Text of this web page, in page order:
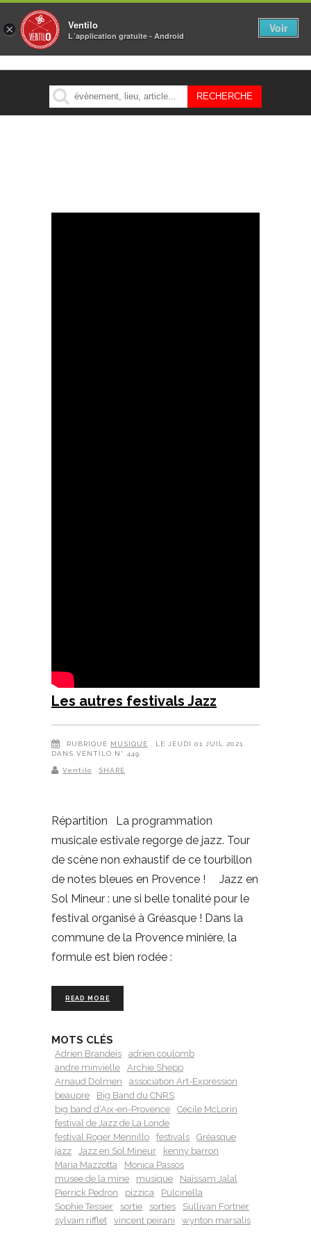
MENU
Les autres festivals Jazz
RUBRIQUE MUSIQUE
, LE JEUDI 01 JUIL 2021
DANS VENTILO N° 449
Ventilo SHARE
Répartition La programmation
musicale estivale regorge de jazz. Tour
de scène non exhaustif de ce tourbillon
de notes bleues en Provence ! Jazz en
Sol Mineur : une si belle tonalité pour le
festival organisé à Gréasque ! Dans la
commune de la Provence minière, la
formule est bien rodée :
READ MORE
MOTS CLÉS
Adrien Brandeis
adrien coulomb
andre minvielle
Archie Shepp
Arnaud Dolmen
association Art-Expression
beaupre
Big Band du CNRS
big band d’Aix-en-Provence
Cécile McLorin
festival de Jazz de La Londe
festival Roger Mennillo
festivals
Gréasque
jazz
Jazz en Sol Mineur
kenny barron
Maria Mazzotta
Monica Passos
musee de la mine
musique
Naïssam Jalal
Pierrick Pedron
pizzica
Pulcinella
Sophie Tessier
sortie sorties
Sullivan Fortner
sylvain rifflet
vincent peirani wynton marsalis
× Ventilo
L´application gratuite - Android
Voir